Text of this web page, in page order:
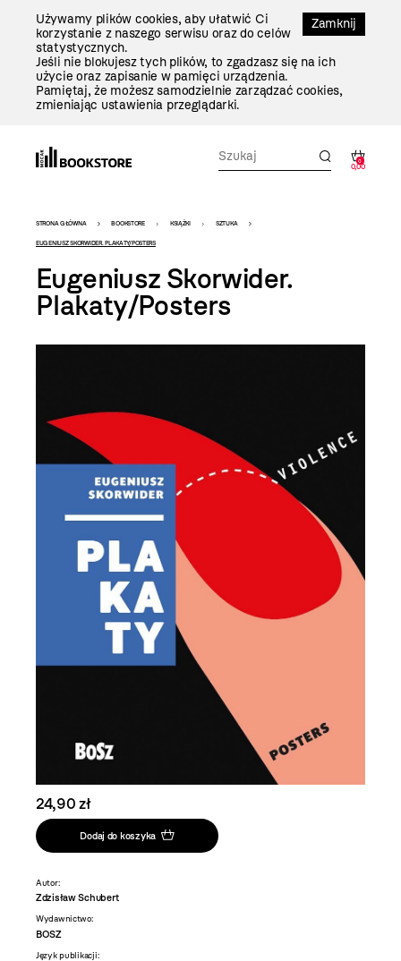
Zamknij
Używamy plików cookies, aby ułatwić Ci
korzystanie z naszego serwisu oraz do celów
statystycznych.
Jeśli nie blokujesz tych plików, to zgadzasz się na ich
użycie oraz zapisanie w pamięci urządzenia.
Pamiętaj, że możesz samodzielnie zarządzać cookies,
zmieniając ustawienia przeglądarki.
0
0,00
Bookstore
-
szablon
szczegóły
STRONA GŁÓWNA BOOKSTORE KSIĄŻKI SZTUKA
EUGENIUSZ SKORWIDER. PLAKATY/POSTERS
Eugeniusz Skorwider.
Plakaty/Posters
24,90 zł
Dodaj do koszyka
Autor:
Zdzisław Schubert
Wydawnictwo:
BOSZ
Język publikacji: